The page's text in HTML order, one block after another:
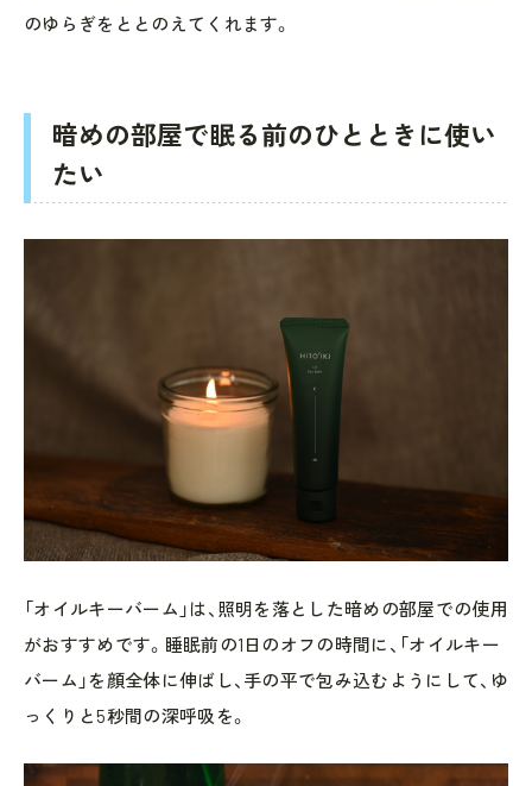
のゆらぎをととのえてくれます。
暗めの部屋で眠る前のひとときに使い
たい
「オイルキーバーム」は、照明を落とした暗めの部屋での使用
がおすすめです。睡眠前の1日のオフの時間に、「オイルキー
バーム」を顔全体に伸ばし、手の平で包み込むようにして、ゆ
っくりと5秒間の深呼吸を。